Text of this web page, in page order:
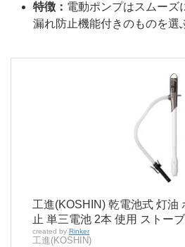
特徴： 電動ポンプはスムーズ
漏れ防止機能付きのものを選
工進(KOSHIN) 乾電池式 灯油
止 単三電池 2本 使用 ストー
created by Rinker
工進(KOSHIN)